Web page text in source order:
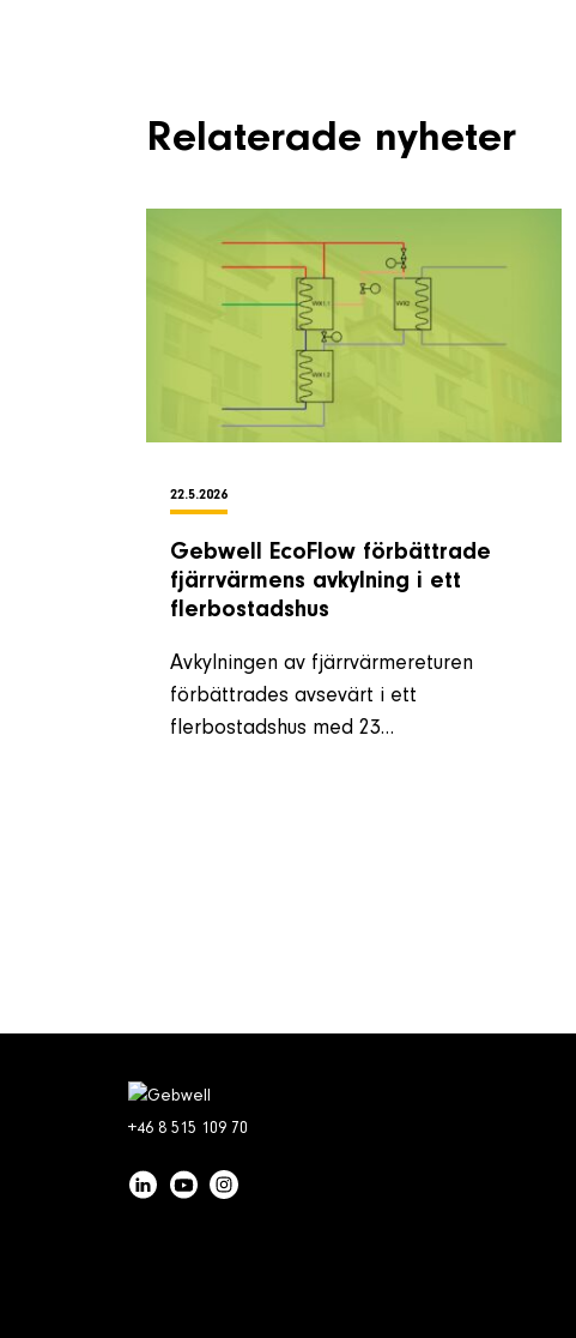
Relaterade nyheter
22.5.2026
Gebwell EcoFlow förbättrade
fjärrvärmens avkylning i ett
flerbostadshus
Avkylningen av fjärrvärmereturen
förbättrades avsevärt i ett
flerbostadshus med 23…
+46 8 515 109 70